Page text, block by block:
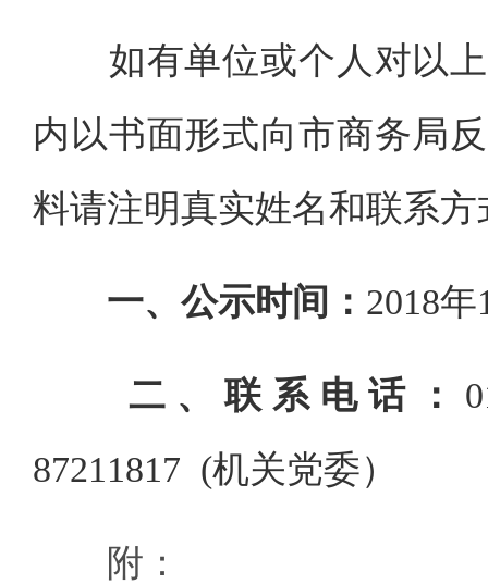
如有单位或个人对以上
内以书面形式向市商务局
料请注明真实姓名和联系方
一、公示时间： 2018年
二、联系电话：
87211817 (机关党委）
附：